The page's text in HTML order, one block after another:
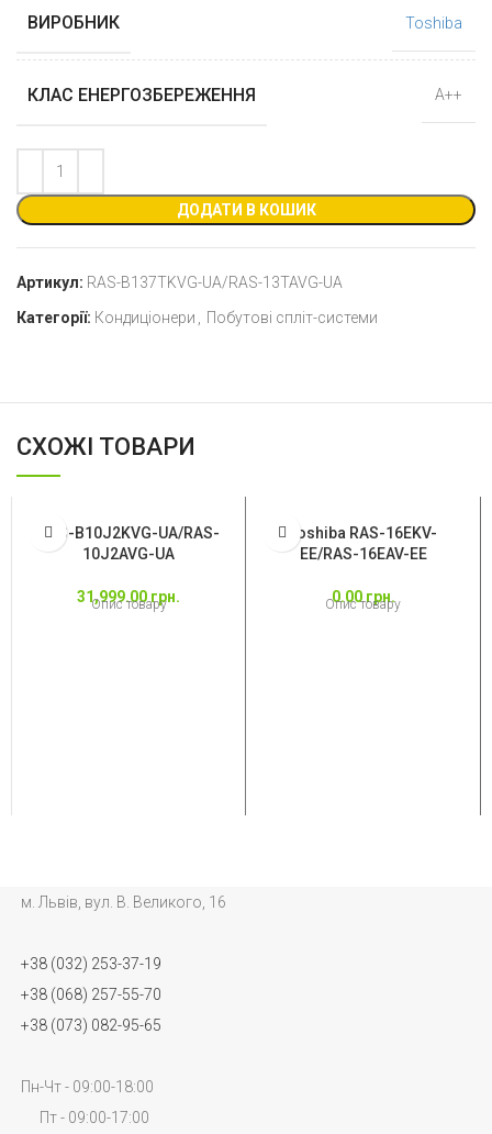
ВИРОБНИК Toshiba
КЛАС ЕНЕРГОЗБЕРЕЖЕННЯ А++
ДОДАТИ В КОШИК
Артикул: RAS-B137TKVG-UA/RAS-13TAVG-UA
Категорії: Кондиціонери Побутові спліт-системи
СХОЖІ ТОВАРИ
RAS-B10J2KVG-UA/RAS-
10J2AVG-UA
31,999.00 грн.
Опис товару
Toshiba RAS-16EKV-
EE/RAS-16EAV-EE
0.00 грн.
Опис товару
м. Львів, вул. В. Великого, 16
+38 (032) 253-37-19
+38 (068) 257-55-70
+38 (073) 082-95-65
Пн-Чт - 09:00-18:00
Пт - 09:00-17:00